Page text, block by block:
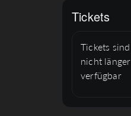
Tickets
Tickets sind
nicht länger
verfügbar